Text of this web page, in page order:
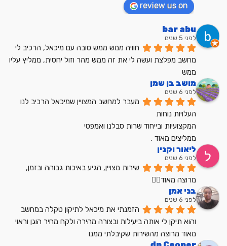
review us on
bar abu
לפני 5 שנים
ממש
מושב בן שמן
לפני 6 שנים
מעבר למחשב המצויין שמיכאל הרכיב לנו
העלויות נוחות
המקצועיות ובייחוד שרות סבלנו ואמפטי
ממליצים מאוד .
ליאור וקנין
לפני 6 שנים
מרוצה מאוד👍🏼
בני אמן
לפני 6 שנים
מאוד מרוצה מהשירות שקיבלתי ממנו